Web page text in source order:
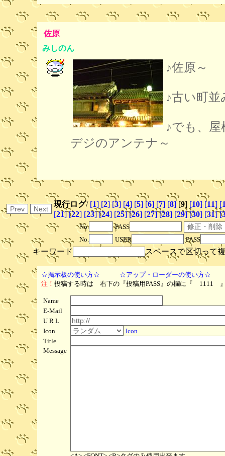
佐原
みしのん
♪佐原～
♪古い町並
♪でも、
デジのアンテナ～
現行ログ/ [1] [2] [3] [4] [5] [6] [7] [8] [9] [10] [11] [
[21] [22] [23] [24] [25] [26] [27] [28] [29] [30] [31] [
No.
PASS
No.
USER PASS
キーワード スペースで区切って
☆掲示板の使い方☆
☆アップ・ローダーの使い方☆
注！ 投稿する時は 右下の『投稿用PASS』の欄に『 1111
Name
E-Mail
U R L
Icon
Icon
Title
Message